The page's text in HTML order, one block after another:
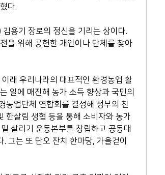
다.
용기 장로의 정신을 기리는 상이다.
을 위해 공헌한 개인이나 단체를 찾아
래 우리나라의 대표적인 환경농업 활
일에 매진해 농가 소득 향상과 국민의
농업단체 연합회를 결성해 정부의 친
한살림 생협 등을 통해 소비자와 농가
살리기 운동본부를 창립하고 공동대
그는 또 단오 잔치 한마당, 가을걷이
도회관) (우)